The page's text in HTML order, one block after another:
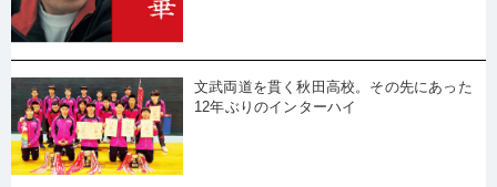
文武両道を貫く秋田高校。その先にあった
12年ぶりのインターハイ